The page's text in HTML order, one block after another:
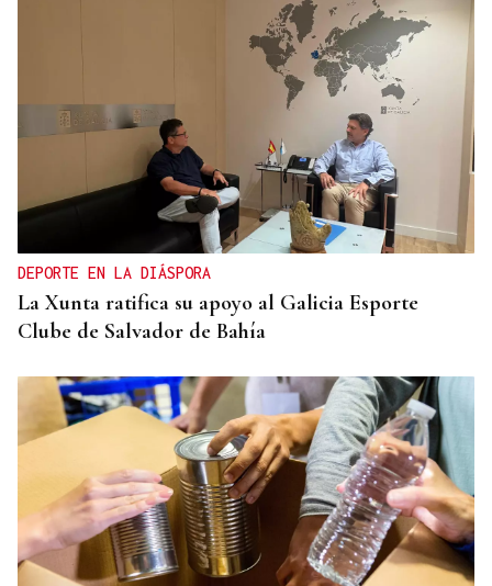
DEPORTE EN LA DIÁSPORA
La Xunta ratifica su apoyo al Galicia Esporte
Clube de Salvador de Bahía